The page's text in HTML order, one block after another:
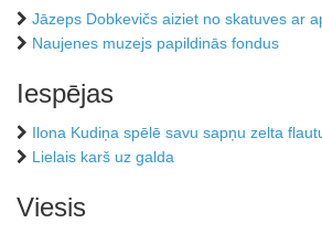
Jāzeps Dobkevičs aiziet no skatuves ar
Naujenes muzejs papildinās fondus
Iespējas
Ilona Kudiņa spēlē savu sapņu zelta
Lielais karš uz galda
Viesis